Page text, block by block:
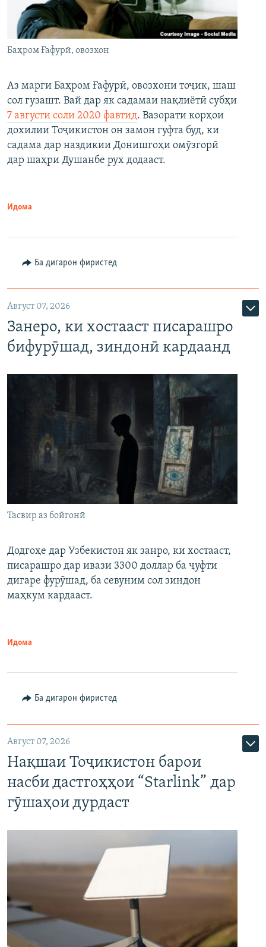
Баҳром Ғафурӣ, овозхон
Аз марги Баҳром Ғафурӣ, овозхони тоҷик, шаш
сол гузашт. Вай дар як садамаи нақлиётӣ субҳи
7 августи соли 2020 фавтид. Вазорати корҳои
дохилии Тоҷикистон он замон гуфта буд, ки
садама дар наздикии Донишгоҳи омӯзгорӣ
дар шаҳри Душанбе рух додааст.
Идома
Ба дигарон фиристед
Август 07, 2026
Занеро, ки хостааст писарашро
бифурӯшад, зиндонӣ кардаанд
Тасвир аз бойгонӣ
Додгоҳе дар Узбекистон як занро, ки хостааст,
писарашро дар ивази 3300 доллар ба ҷуфти
дигаре фурӯшад, ба севуним сол зиндон
маҳкум кардааст.
Идома
Ба дигарон фиристед
Август 07, 2026
Нақшаи Тоҷикистон барои
насби дастгоҳҳои “Starlink” дар
гӯшаҳои дурдаст